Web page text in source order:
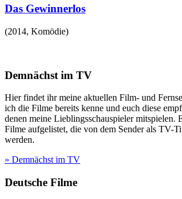
Das Gewinnerlos
(2014, Komödie)
Demnächst im TV
Hier findet ihr meine aktuellen Film- und
ich die Filme bereits kenne und euch diese
denen meine Lieblingsschauspieler mitspielen.
Filme aufgelistet, die von dem Sender als TV-
werden.
» Demnächst im TV
Deutsche Filme